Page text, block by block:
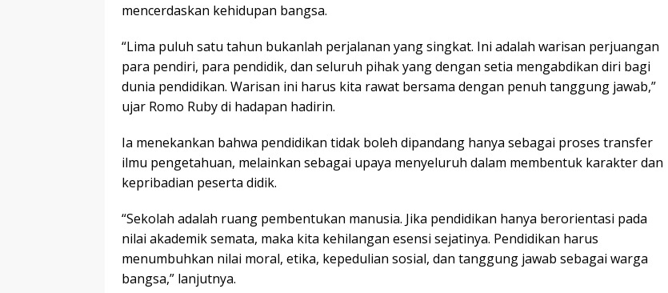
mencerdaskan kehidupan bangsa.
“Lima puluh satu tahun bukanlah perjalanan yang singkat. Ini adalah warisan perjuangan
para pendiri, para pendidik, dan seluruh pihak yang dengan setia mengabdikan diri bagi
dunia pendidikan. Warisan ini harus kita rawat bersama dengan penuh tanggung jawab,”
ujar Romo Ruby di hadapan hadirin.
Ia menekankan bahwa pendidikan tidak boleh dipandang hanya sebagai proses transfer
ilmu pengetahuan, melainkan sebagai upaya menyeluruh dalam membentuk karakter dan
kepribadian peserta didik.
“Sekolah adalah ruang pembentukan manusia. Jika pendidikan hanya berorientasi pada
nilai akademik semata, maka kita kehilangan esensi sejatinya. Pendidikan harus
menumbuhkan nilai moral, etika, kepedulian sosial, dan tanggung jawab sebagai warga
bangsa,” lanjutnya.